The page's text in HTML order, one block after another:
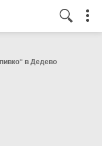
в Дедево